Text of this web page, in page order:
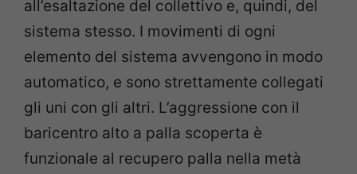
all’esaltazione del collettivo e, quindi, del
sistema stesso. I movimenti di ogni
elemento del sistema avvengono in modo
automatico, e sono strettamente collegati
gli uni con gli altri. L’aggressione con il
baricentro alto a palla scoperta è
funzionale al recupero palla nella metà